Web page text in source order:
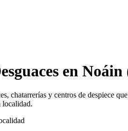
en Noáin
chatarrerías y centros de despiece
localidad.